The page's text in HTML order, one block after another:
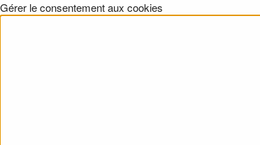
Gérer le consentement aux cookies